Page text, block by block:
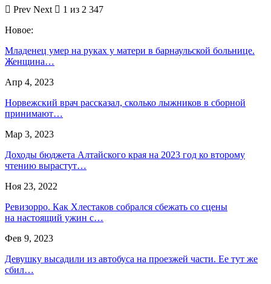
Prev Next
1 из 2 347
Новое:
Младенец умер на руках у матери в барнаульской больнице.
Женщина…
Апр 4, 2023
Норвежский врач рассказал, сколько лыжников в сборной
принимают…
Мар 3, 2023
Доходы бюджета Алтайского края на 2023 год ко второму
чтению вырастут…
Ноя 23, 2022
Ревизорро. Как Хлестаков собрался сбежать со сцены
на настоящий ужин с…
Фев 9, 2023
Девушку высадили из автобуса на проезжей части. Ее тут же
сбил…